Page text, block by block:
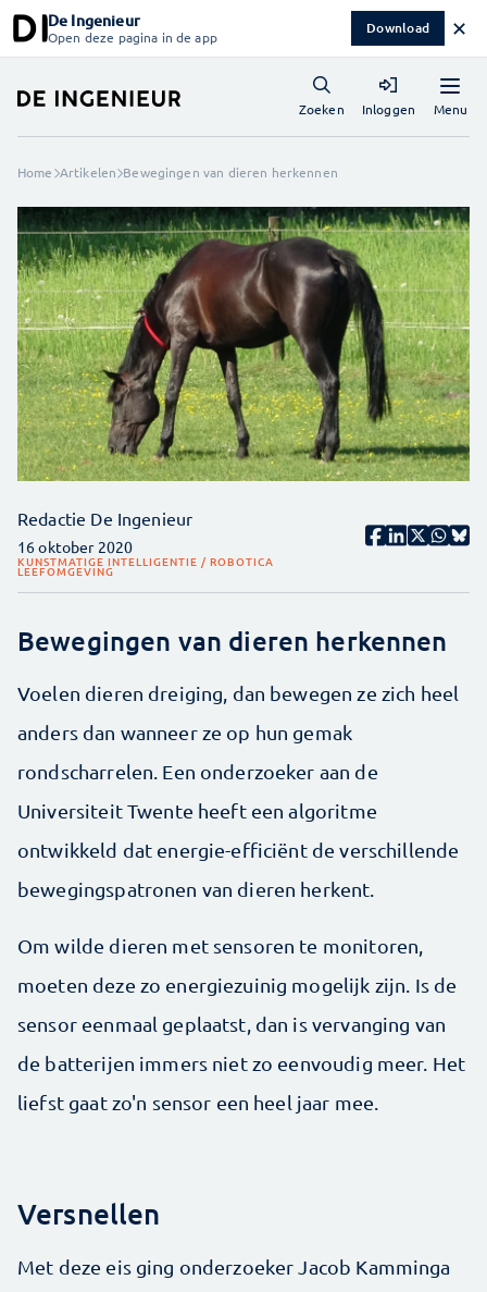
De Ingenieur
Open deze pagina in de app Download ✕
Menu
Zoeken Inloggen
Home Artikelen Bewegingen van dieren herkennen
Redactie De Ingenieur
16 oktober 2020
KUNSTMATIGE INTELLIGENTIE / ROBOTICA
LEEFOMGEVING
Bewegingen van dieren herkennen
Voelen dieren dreiging, dan bewegen ze zich heel
anders dan wanneer ze op hun gemak
rondscharrelen. Een onderzoeker aan de
Universiteit Twente heeft een algoritme
ontwikkeld dat energie-efficiënt de verschillende
bewegingspatronen van dieren herkent.
Om wilde dieren met sensoren te monitoren,
moeten deze zo energiezuinig mogelijk zijn. Is de
sensor eenmaal geplaatst, dan is vervanging van
de batterijen immers niet zo eenvoudig meer. Het
liefst gaat zo'n sensor een heel jaar mee.
Versnellen
Met deze eis ging onderzoeker Jacob Kamminga